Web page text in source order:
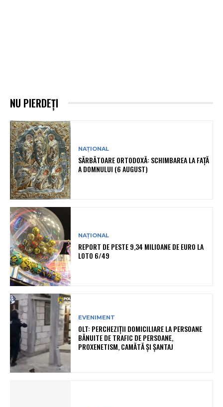
NU PIERDEȚI
NAȚIONAL
SĂRBĂTOARE ORTODOXĂ: SCHIMBAREA LA FAȚĂ
A DOMNULUI (6 AUGUST)
NAȚIONAL
REPORT DE PESTE 9,34 MILIOANE DE EURO LA
LOTO 6/49
EVENIMENT
OLT: PERCHEZIŢII DOMICILIARE LA PERSOANE
BĂNUITE DE TRAFIC DE PERSOANE,
PROXENETISM, CAMĂTĂ ŞI ŞANTAJ